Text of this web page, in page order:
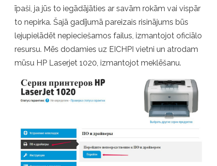
īpaši, ja jūs to iegādājāties ar savām rokām vai vispār
to nepirka. Šajā gadījumā pareizais risinājums būs
lejupielādēt nepieciešamos failus, izmantojot oficiālo
resursu. Mēs dodamies uz EICHPI vietni un atrodam
mūsu HP Laserjet 1020, izmantojot meklēšanu.